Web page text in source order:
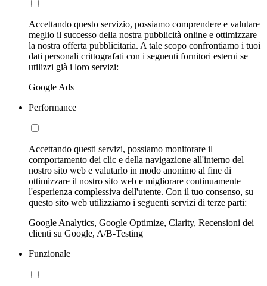
Accettando questo servizio, possiamo comprendere e valutare
meglio il successo della nostra pubblicità online e ottimizzare
la nostra offerta pubblicitaria. A tale scopo confrontiamo i tuoi
dati personali crittografati con i seguenti fornitori esterni se
utilizzi già i loro servizi:
Google Ads
Performance
Accettando questi servizi, possiamo monitorare il
comportamento dei clic e della navigazione all'interno del
nostro sito web e valutarlo in modo anonimo al fine di
ottimizzare il nostro sito web e migliorare continuamente
l'esperienza complessiva dell'utente. Con il tuo consenso, su
questo sito web utilizziamo i seguenti servizi di terze parti:
Google Analytics, Google Optimize, Clarity, Recensioni dei
clienti su Google, A/B-Testing
Funzionale